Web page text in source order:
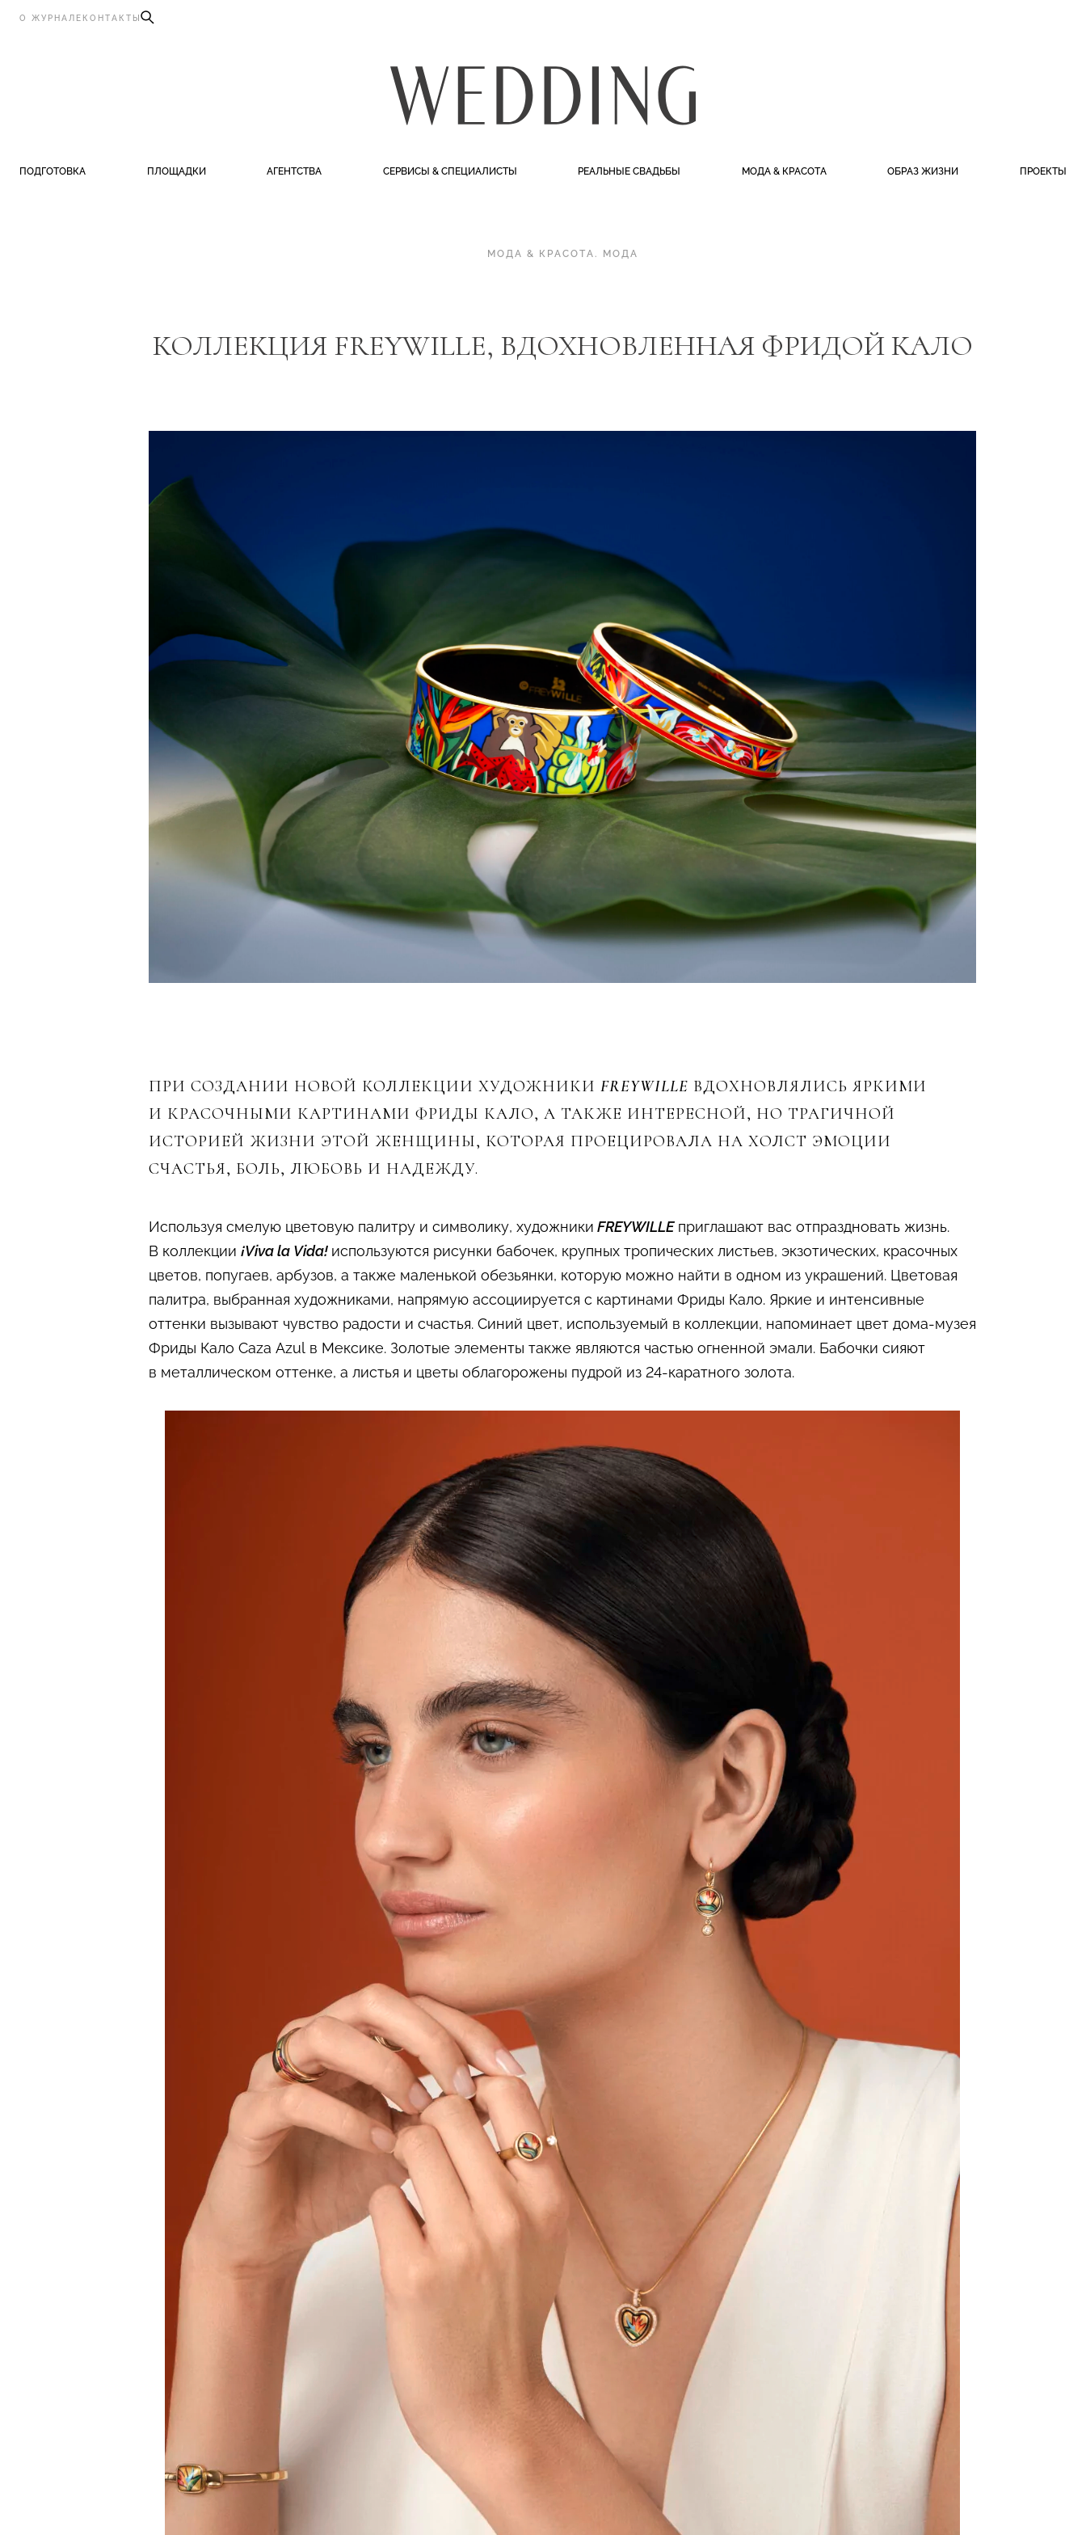
О ЖУРНАЛЕ КОНТАКТЫ
ПОДГОТОВКА ПЛОЩАДКИ АГЕНТСТВА СЕРВИСЫ & СПЕЦИАЛИСТЫ РЕАЛЬНЫЕ СВАДЬБЫ МОДА & КРАСОТА ОБРАЗ ЖИЗНИ ПРОЕКТЫ
МОДА & КРАСОТА. МОДА
КОЛЛЕКЦИЯ FREYWILLE, ВДОХНОВЛЕННАЯ ФРИДОЙ КАЛО
ПРИ СОЗДАНИИ НОВОЙ КОЛЛЕКЦИИ ХУДОЖНИКИ FREYWILLE ВДОХНОВЛЯЛИСЬ ЯРКИМИ
И КРАСОЧНЫМИ КАРТИНАМИ ФРИДЫ КАЛО, А ТАКЖЕ ИНТЕРЕСНОЙ, НО ТРАГИЧНОЙ
ИСТОРИЕЙ ЖИЗНИ ЭТОЙ ЖЕНЩИНЫ, КОТОРАЯ ПРОЕЦИРОВАЛА НА ХОЛСТ ЭМОЦИИ
СЧАСТЬЯ, БОЛЬ, ЛЮБОВЬ И НАДЕЖДУ.
Используя смелую цветовую палитру и символику, художники FREYWILLEприглашают вас отпраздновать жизнь.
В коллекции ¡Viva la Vida! используются рисунки бабочек, крупных тропических листьев, экзотических, красочных
цветов, попугаев, арбузов, а также маленькой обезьянки, которую можно найти в одном из украшений. Цветовая
палитра, выбранная художниками, напрямую ассоциируется с картинами Фриды Кало. Яркие и интенсивные
оттенки вызывают чувство радости и счастья. Синий цвет, используемый в коллекции, напоминает цвет дома-музея
Фриды Кало Caza Azul в Мексике. Золотые элементы также являются частью огненной эмали. Бабочки сияют
в металлическом оттенке, а листья и цветы облагорожены пудрой из 24-каратного золота.